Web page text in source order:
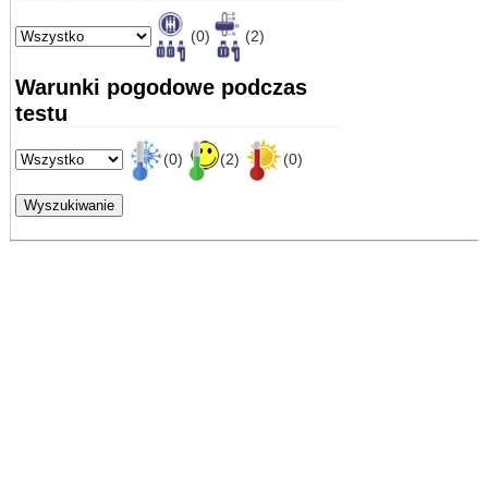
(0) (2)
Warunki pogodowe podczas
testu
(0) (2) (0)